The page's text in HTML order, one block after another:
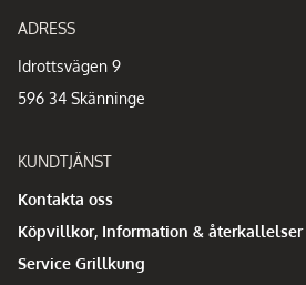
ADRESS
Idrottsvägen 9
596 34 Skänninge
KUNDTJÄNST
Kontakta oss
Köpvillkor, Information & återkallelser
Service Grillkung